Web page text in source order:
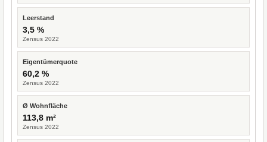
Leerstand
3,5 %
Zensus 2022
Eigentümerquote
60,2 %
Zensus 2022
Ø Wohnfläche
113,8 m²
Zensus 2022